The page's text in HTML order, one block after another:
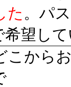
た 。パ
希望し
こから